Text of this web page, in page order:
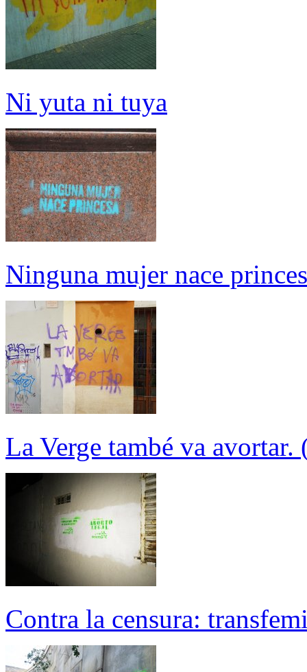
Ni yuta ni tuya
Ninguna mujer nace
La Verge també va
Contra la censura: